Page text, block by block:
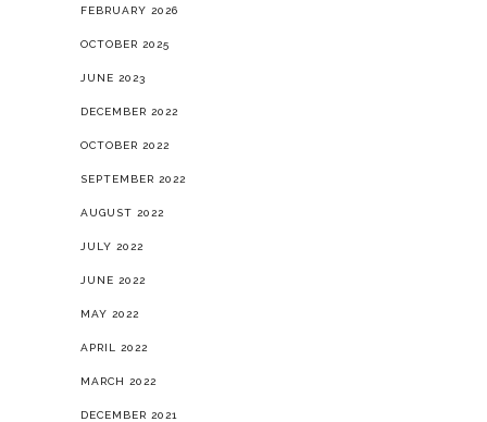
FEBRUARY 2026
OCTOBER 2025
JUNE 2023
DECEMBER 2022
OCTOBER 2022
SEPTEMBER 2022
AUGUST 2022
JULY 2022
JUNE 2022
MAY 2022
APRIL 2022
MARCH 2022
DECEMBER 2021